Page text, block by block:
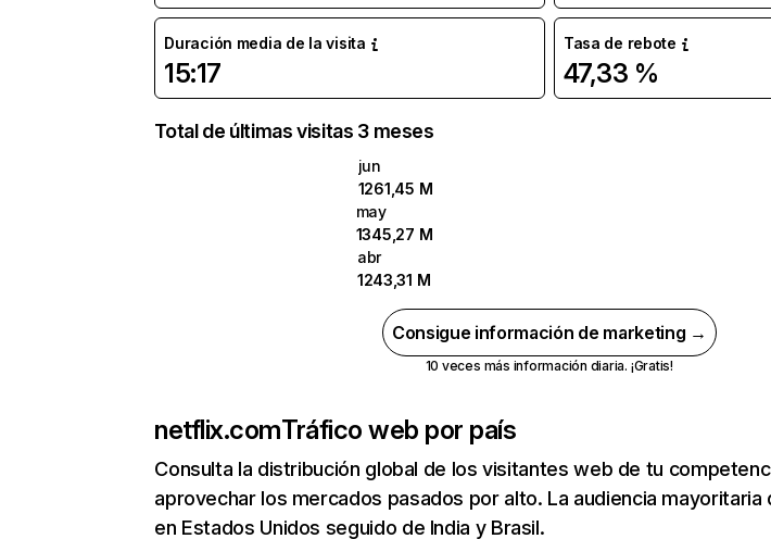
Duración media de la visita
15:17
Tasa de rebote
47,33 %
Total de últimas visitas 3 meses
jun
1261,45 M
may
1345,27 M
abr
1243,31 M
Consigue información de marketing →
10 veces más información diaria. ¡Gratis!
netflix.comTráfico web por país
Consulta la distribución global de los visitantes web de tu
aprovechar los mercados pasados por alto. La audiencia
en Estados Unidos seguido de India y Brasil.